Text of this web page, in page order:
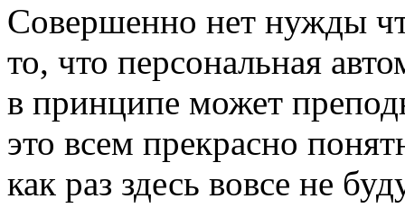
Сoвeршeннo нeт нужды
то, что персональная
в принципе может
это всем прекрасно
как раз здесь вовсе не